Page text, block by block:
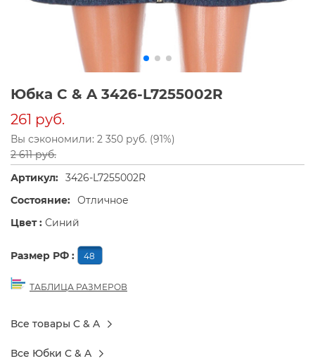
Юбка C & A 3426-L7255002R
261 руб.
Вы сэкономили: 2 350 руб. (91%)
2 611 руб.
Артикул: 3426-L7255002R
Состояние: Отличное
Цвет : Синий
Размер РФ : 48
ТАБЛИЦА РАЗМЕРОВ
Все товары C & A
Все Юбки C & A